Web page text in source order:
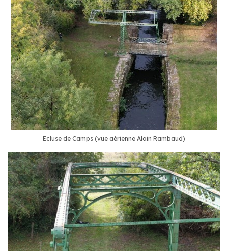
Ecluse de Camps (vue aérienne Alain Rambaud)